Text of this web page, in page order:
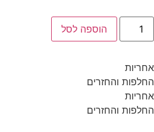
כמות
טבעת
הוספה לסל
אחריות
החלפות והחזרים
אחריות
החלפות והחזרים